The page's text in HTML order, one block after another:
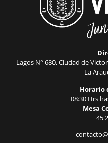
Lagos N° 680, Ciudad de
La
Horario
08:30 Hrs
Mesa
45